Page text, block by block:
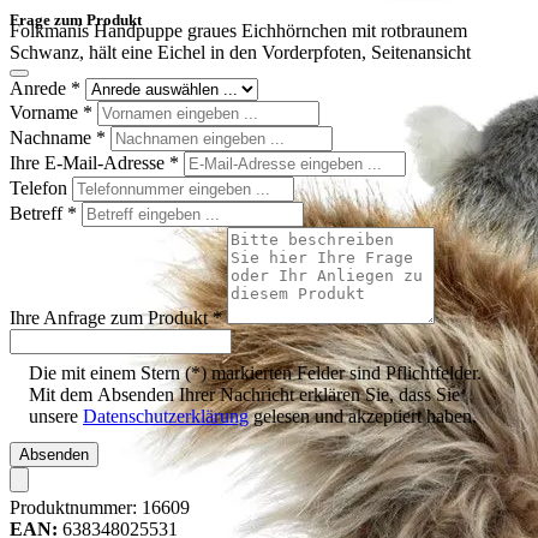
Folkmanis Handpuppe graues Eichhörnchen mit rotbraunem
Schwanz, hält eine Eichel in den Vorderpfoten, Seitenansicht
Frage zum Produkt
Anrede *
Vorname *
Nachname *
Ihre E-Mail-Adresse *
Telefon
Betreff *
Ihre Anfrage zum Produkt*
Die mit einem Stern (*) markierten Felder sind Pflichtfelder.
Mit dem Absenden Ihrer Nachricht erklären Sie, dass Sie
unsere Datenschutzerklärunggelesen und akzeptiert haben.
Absenden
Produktnummer: 16609
EAN: 638348025531